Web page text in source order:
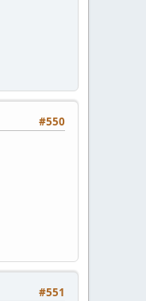
#550
#551